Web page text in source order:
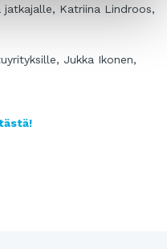
jatkajalle, Katriina Lindroos,
Jukka Ikonen,